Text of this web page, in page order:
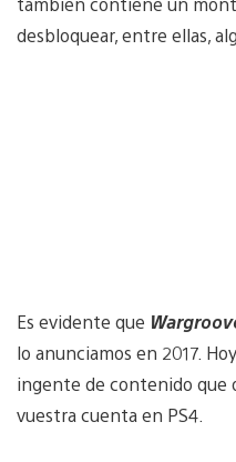
desbloquear, entre ellas,
Es evidente que
lo anunciamos en 2017.
ingente de contenido que
vuestra cuenta en PS4.